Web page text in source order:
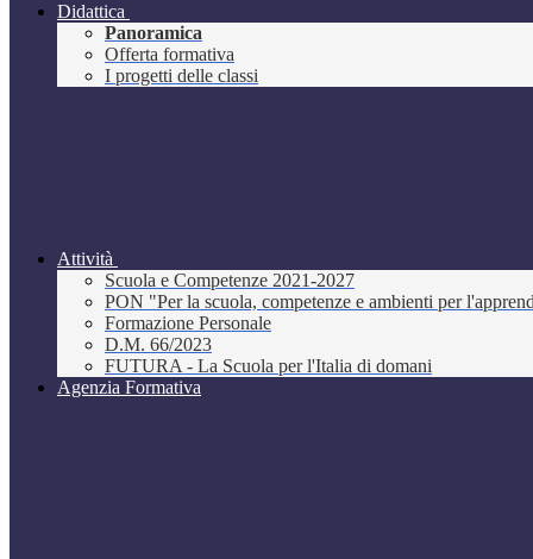
Didattica
Panoramica
Offerta formativa
I progetti delle classi
Attività
Scuola e Competenze 2021-2027
PON "Per la scuola, competenze e ambienti per
Formazione Personale
D.M. 66/2023
FUTURA - La Scuola per l'Italia di domani
Agenzia Formativa